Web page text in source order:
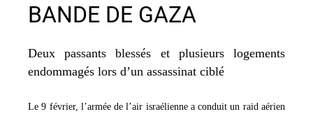
BANDE DE GAZA
Deux passants blessés et plusieurs logements
endommagés lors d’un assassinat ciblé
Le 9 février, l’armée de l’air israélienne a conduit un raid aérien